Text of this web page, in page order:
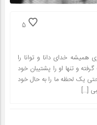
5
خدای دانا و توانا را
و تنها او را پشتیبان خود
یک لحظه ما را به حال خود
[…]